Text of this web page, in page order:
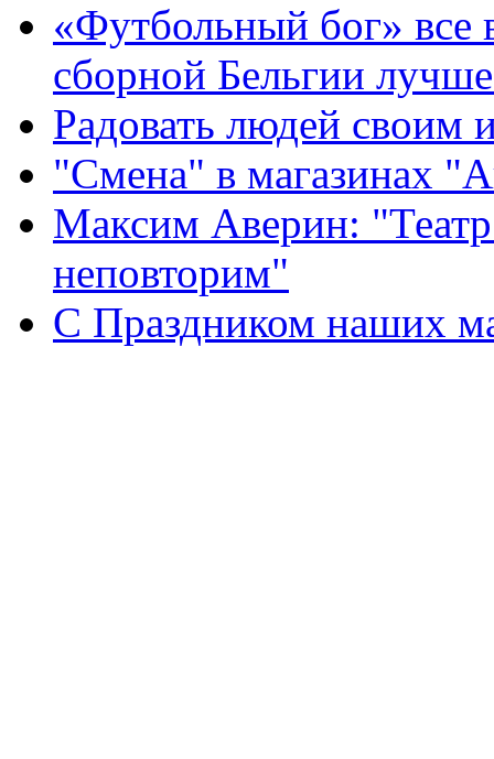
«Футбольный бог» все
сборной Бельгии
Радовать людей своим
"Смена" в магазинах
Максим Аверин:
неповторим"
С Праздником наших